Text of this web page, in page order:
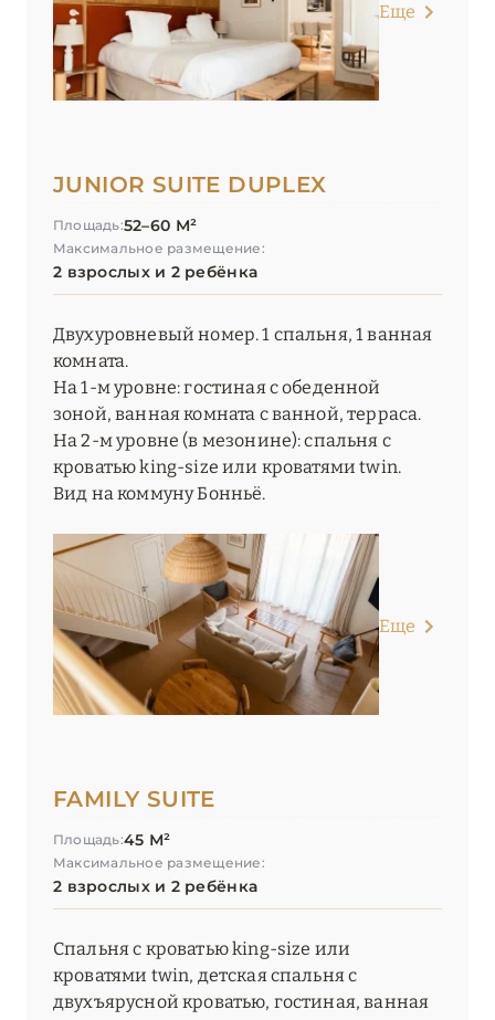
Еще
JUNIOR SUITE DUPLEX
Площадь:52–60 М²
Максимальное размещение:
2 взрослых и 2 ребёнка
Двухуровневый номер. 1 спальня, 1 ванная
комната.
На 1-м уровне: гостиная с обеденной
зоной, ванная комната с ванной, терраса.
На 2-м уровне (в мезонине): спальня с
кроватью king-size или кроватями twin.
Вид на коммуну Бонньё.
Еще
FAMILY SUITE
Площадь:45 М²
Максимальное размещение:
2 взрослых и 2 ребёнка
Спальня с кроватью king-size или
кроватями twin, детская спальня с
двухъярусной кроватью, гостиная, ванная